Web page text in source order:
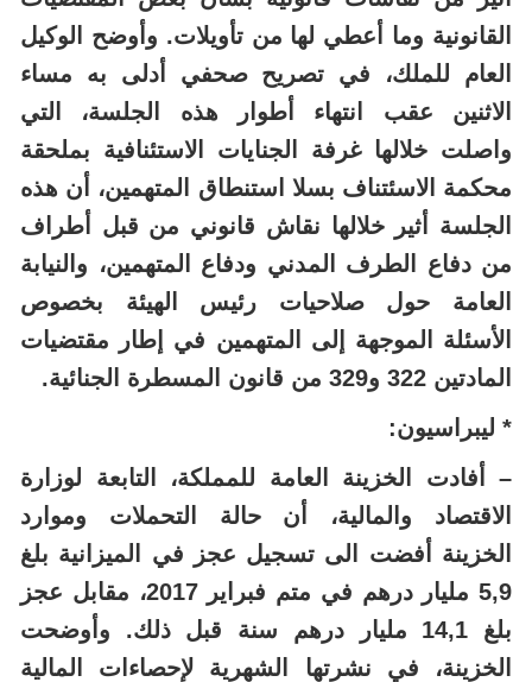
القانونية وما أعطي لها من تأويلات. وأوضح الوكيل
العام للملك، في تصريح صحفي أدلى به مساء
الاثنين عقب انتهاء أطوار هذه الجلسة، التي
واصلت خلالها غرفة الجنايات الاستئنافية بملحقة
محكمة الاسئتناف بسلا استنطاق المتهمين، أن هذه
الجلسة أثير خلالها نقاش قانوني من قبل أطراف
من دفاع الطرف المدني ودفاع المتهمين، والنيابة
العامة حول صلاحيات رئيس الهيئة بخصوص
الأسئلة الموجهة إلى المتهمين في إطار مقتضيات
المادتين 322 و329 من قانون المسطرة الجنائية.
* ليبراسيون:
– أفادت الخزينة العامة للمملكة، التابعة لوزارة
الاقتصاد والمالية، أن حالة التحملات وموارد
الخزينة أفضت الى تسجيل عجز في الميزانية بلغ
5,9 مليار درهم في متم فبراير 2017، مقابل عجز
بلغ 14,1 مليار درهم سنة قبل ذلك. وأوضحت
الخزينة، في نشرتها الشهرية لإحصاءات المالية